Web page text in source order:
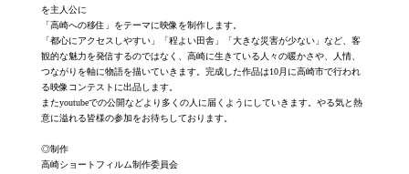
を主人公に
「高崎への移住」をテーマに映像を制作します。
「都心にアクセスしやすい」「程よい田舎」「大きな災害が少ない」など、客
観的な魅力を発信するのではなく、高崎に生きている人々の暖かさや、人情、
つながりを軸に物語を描いていきます。完成した作品は10月に高崎市で行われ
る映像コンテストに出品します。
またyoutubeでの公開などより多くの人に届くようにしていきます。やる気と熱
意に溢れる皆様の参加をお待ちしております。
◎制作
高崎ショートフィルム制作委員会